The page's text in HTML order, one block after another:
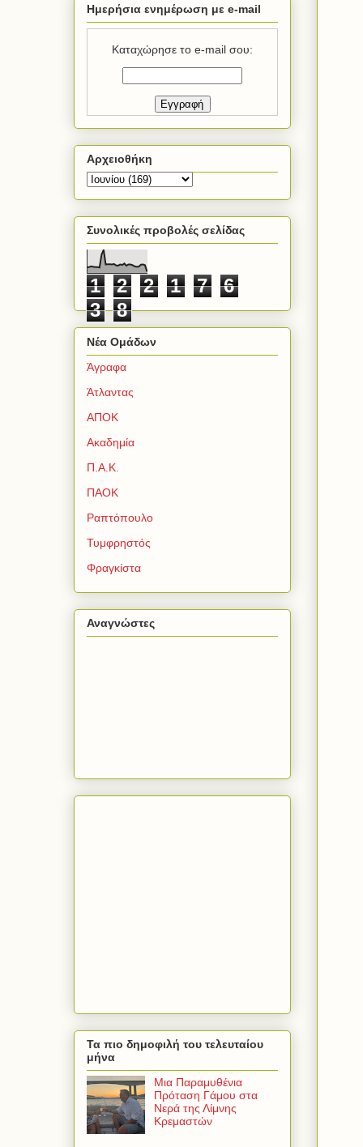
Ημερήσια ενημέρωση με e-mail
Καταχώρησε το e-mail σου:
Αρχειοθήκη
Συνολικές προβολές σελίδας
1 2 2 1 7
6
3
8
Νέα Ομάδων
Άγραφα
Άτλαντας
ΑΠΟΚ
Ακαδημία
Π.Α.Κ.
ΠΑΟΚ
Ραπτόπουλο
Τυμφρηστός
Φραγκίστα
Αναγνώστες
Τα πιο δημοφιλή του τελευταίου
μήνα
Μια Παραμυθένια
Πρόταση Γάμου στα
Νερά της Λίμνης
Κρεμαστών